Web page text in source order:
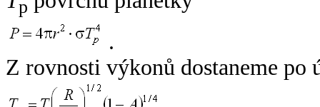
p
.
Z rovnosti výkonů dostaneme po